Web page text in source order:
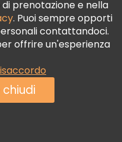
prenotazione e nella
. Puoi sempre opporti
contattandoci.
offrire un'esperienza